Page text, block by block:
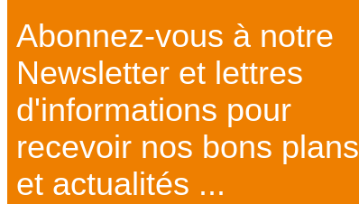
Abonnez-vous à notre
Newsletter et lettres
d'informations pour
recevoir nos bons plans
et actualités ...